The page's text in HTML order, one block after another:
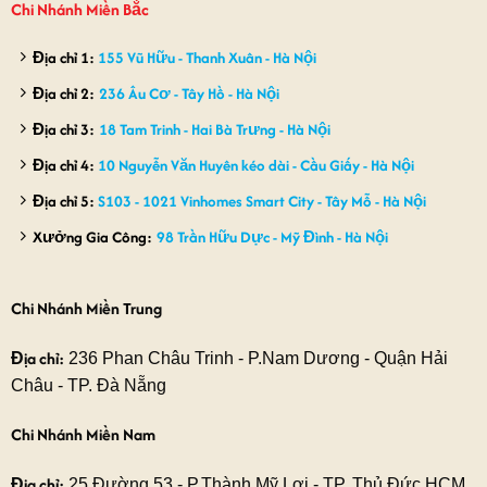
Chi Nhánh Miền Bắc
Địa chỉ 1: 155 Vũ Hữu - Thanh Xuân - Hà Nội
Địa chỉ 2: 236 Âu Cơ - Tây Hồ - Hà Nội
Địa chỉ 3: 18 Tam Trinh - Hai Bà Trưng - Hà Nội
Địa chỉ 4: 10 Nguyễn Văn Huyên kéo dài - Cầu Giấy - Hà Nội
Địa chỉ 5: S103 - 1021 Vinhomes Smart City - Tây Mỗ - Hà Nội
Xưởng Gia Công: 98 Trần Hữu Dực - Mỹ Đình - Hà Nội
Chi Nhánh Miền Trung
Địa chỉ: 236 Phan Châu Trinh - P.Nam Dương - Quận Hải
Châu - TP. Đà Nẵng
Chi Nhánh Miền Nam